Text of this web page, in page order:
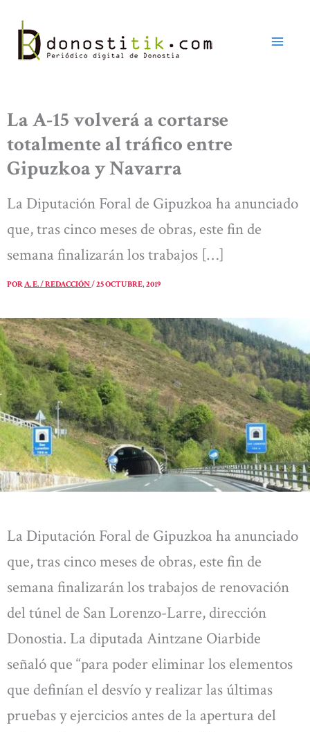
contenido
La A-15 volverá a cortarse
totalmente al tráfico entre
Gipuzkoa y Navarra
La Diputación Foral de Gipuzkoa ha anunciado
que, tras cinco meses de obras, este fin de
semana finalizarán los trabajos […]
PORA. E. / REDACCIÓN/25 OCTUBRE, 2019
La Diputación Foral de Gipuzkoa ha anunciado
que, tras cinco meses de obras, este fin de
semana finalizarán los trabajos de renovación
del túnel de San Lorenzo-Larre, dirección
Donostia. La diputada Aintzane Oiarbide
señaló que “para poder eliminar los elementos
que definían el desvío y realizar las últimas
pruebas y ejercicios antes de la apertura del